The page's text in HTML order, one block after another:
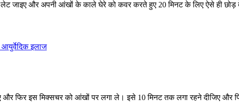
लेट जाइए और अपनी आंखों के काले घेरे को कवर करते हुए 20 मिनट के लिए ऐसे ही
आयुर्वेदिक इलाज
फिर इस मिक्सचर को आंखों पर लगा ले। इसे 10 मिनट तक लगा रहने दीजिए और